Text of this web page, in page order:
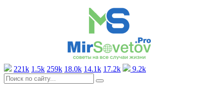
221k 1.5k 259k 18.0k 14.1k 17.2k 9.2k